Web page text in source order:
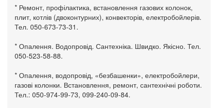
* Ремонт, профілактика, встановлення газових колонок,
плит, котлів (двоконтурних), конвекторів, електробойлерів.
Тел. 050-673-73-31.
* Опалення. Водопровід. Сантехніка. Швидко. Якісно. Тел.
050-523-58-88.
* Опалення, водопровід, «безбашенки», електробойлери,
газові колонки. Встановлення, ремонт, сантехнічні роботи.
Тел.: 050-974-99-73, 099-240-09-84.